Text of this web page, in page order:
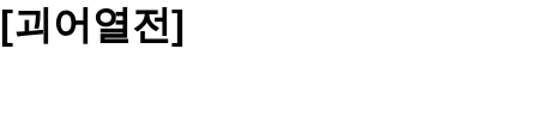
[괴어열전]